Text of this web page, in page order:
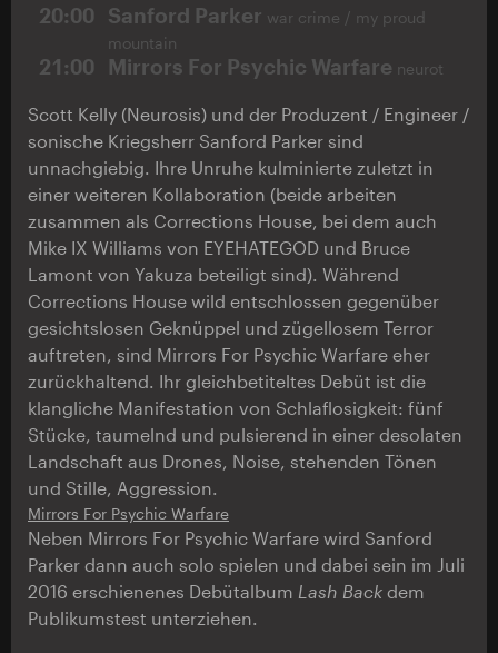
20:00 Sanford Parker war crime / my proud
mountain
21:00 Mirrors For Psychic Warfare neurot
Scott Kelly (Neurosis) und der Produzent / Engineer /
sonische Kriegsherr Sanford Parker sind
unnachgiebig. Ihre Unruhe kulminierte zuletzt in
einer weiteren Kollaboration (beide arbeiten
zusammen als Corrections House, bei dem auch
Mike IX Williams von EYEHATEGOD und Bruce
Lamont von Yakuza beteiligt sind). Während
Corrections House wild entschlossen gegenüber
gesichtslosen Geknüppel und zügellosem Terror
auftreten, sind Mirrors For Psychic Warfare eher
zurückhaltend. Ihr gleichbetiteltes Debüt ist die
klangliche Manifestation von Schlaflosigkeit: fünf
Stücke, taumelnd und pulsierend in einer desolaten
Landschaft aus Drones, Noise, stehenden Tönen
und Stille, Aggression.
Mirrors For Psychic Warfare
Neben Mirrors For Psychic Warfare wird Sanford
Parker dann auch solo spielen und dabei sein im Juli
2016 erschienenes Debütalbum Lash Back dem
Publikumstest unterziehen.